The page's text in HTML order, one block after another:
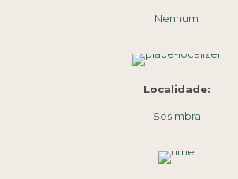
Nenhum
Localidade:
Sesimbra